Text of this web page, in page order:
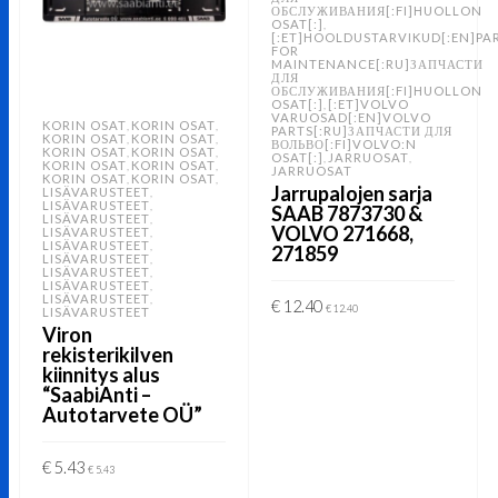
KORIN OSAT KORIN OSAT
KORIN OSAT KORIN OSAT
KORIN OSAT KORIN OSAT
KORIN OSAT KORIN OSAT
KORIN OSAT KORIN OSAT
LISÄVARUSTEET
LISÄVARUSTEET
LISÄVARUSTEET
LISÄVARUSTEET
LISÄVARUSTEET
LISÄVARUSTEET
LISÄVARUSTEET
LISÄVARUSTEET
LISÄVARUSTEET
LISÄVARUSTEET
Viron
rekisterikilven
kiinnitys alus
“SaabiAnti –
Autotarvete OÜ”
€5.43 €5.43
ОБСЛУЖИВАНИЯ[:FI]HUOLLON
OSAT[:]
FOR
MAINTENANCE[:RU]ЗАПЧАСТИ
ДЛЯ
ОБСЛУЖИВАНИЯ[:FI]HUOLLON
OSAT[:] [:ET]VOLVO
VARUOSAD[:EN]VOLVO
PARTS[:RU]ЗАПЧАСТИ ДЛЯ
ВОЛЬВО[:FI]VOLVO:N
OSAT[:]
JARRUOSAT
JARRUOSAT
Jarrupalojen sarja
SAAB 7873730 &
VOLVO 271668,
271859
€ 12.40 €12.40